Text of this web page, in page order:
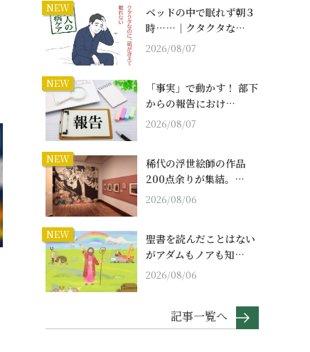
NEW
ベッドの中で眠れず朝３
時……｜クタクタな…
2026/08/07
NEW
「事実」で動かす！ 部下
からの報告におけ…
2026/08/07
NEW
稀代の浮世絵師の作品
200点余りが集結。…
2026/08/06
NEW
聖書を読んだことはない
がアダムもノアも知…
2026/08/06
記事一覧へ